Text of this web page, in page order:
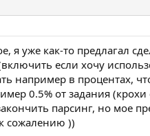
я уже как-то предлагал
если хочу
например в процентах,
0.5% от задания (крохи
парсинг, но мое
сожалению ))